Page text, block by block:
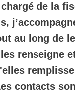
de la
au long de
renseigne
contacts